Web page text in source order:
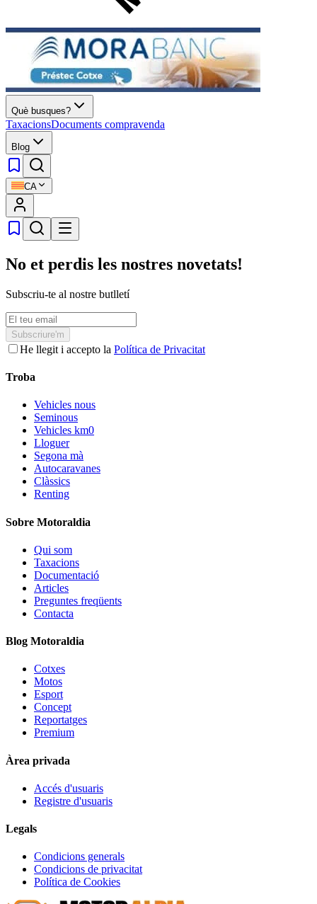
Què busques?
TaxacionsDocuments compravenda
Blog
CA
No et perdis les nostres novetats!
Subscriu-te al nostre butlletí
Subscriure'm
He llegit i accepto la Política de Privacitat
Troba
Vehicles nous
Seminous
Vehicles km0
Lloguer
Segona mà
Autocaravanes
Clàssics
Renting
Sobre Motoraldia
Qui som
Taxacions
Documentació
Articles
Preguntes freqüents
Contacta
Blog Motoraldia
Cotxes
Motos
Esport
Concept
Reportatges
Premium
Àrea privada
Accés d'usuaris
Registre d'usuaris
Legals
Condicions generals
Condicions de privacitat
Política de Cookies